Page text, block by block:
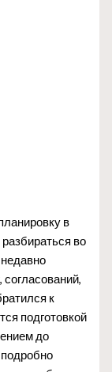
в
во
согласований,
к
подготовкой
до
подробно